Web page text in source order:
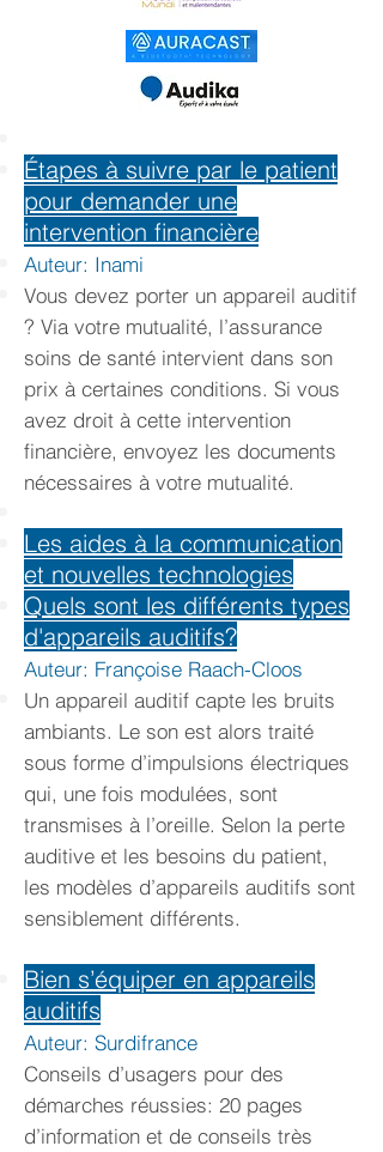
Étapes à suivre par le patient
pour demander une
intervention financière
Auteur: Inami
Vous devez porter un appareil auditif
? Via votre mutualité, l’assurance
soins de santé intervient dans son
prix à certaines conditions. Si vous
avez droit à cette intervention
financière, envoyez les documents
nécessaires à votre mutualité.
Les aides à la communication
et nouvelles technologies
Quels sont les différents types
d'appareils auditifs?
Auteur: Françoise Raach-Cloos
Un appareil auditif capte les bruits
ambiants. Le son est alors traité
sous forme d’impulsions électriques
qui, une fois modulées, sont
transmises à l’oreille. Selon la perte
auditive et les besoins du patient,
les modèles d’appareils auditifs sont
sensiblement différents.
Bien s’équiper en appareils
auditifs
Auteur: Surdifrance
Conseils d’usagers pour des
démarches réussies: 20 pages
d’information et de conseils très